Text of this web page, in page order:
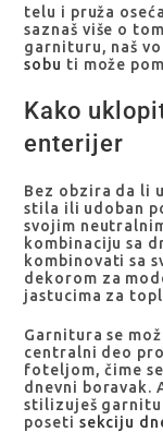
telu i pruža
saznaš više o
garnituru, naš
sobu ti može
Kako
enterijer
Bez obzira da li
stila ili udoban
svojim
kombinaciju sa
kombinovati sa
dekorom za
jastucima za
Garnitura se
centralni deo
foteljom, čime
dnevni boravak.
stilizuješ
poseti sekciju